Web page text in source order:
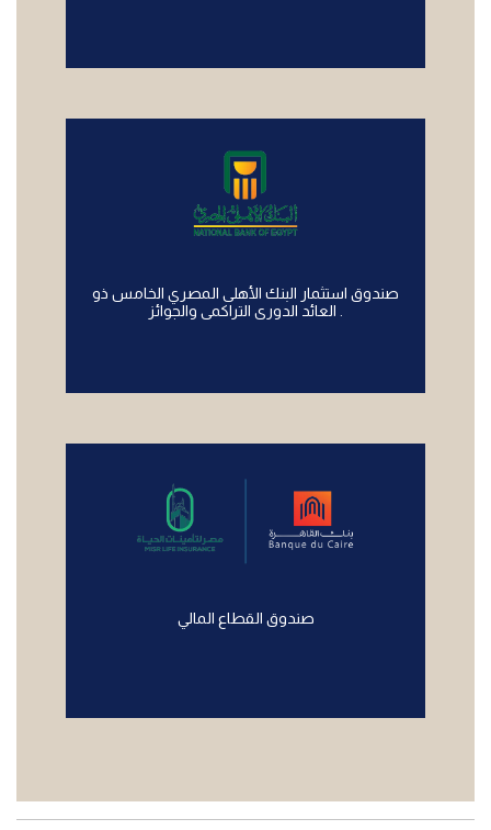
صندوق استثمار البنك الأهلى المصري الخامس ذو
صندوق القطاع المالي